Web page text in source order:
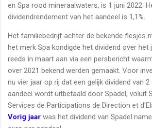
en Spa rood mineraalwaters, is 1 juni 2022.
dividendrendement van het aandeel is 1,1%.
Het familiebedrijf achter de bekende flesjes
het merk Spa kondigde het dividend over het
reeds in maart aan via een persbericht
over 2021 bekend werden gemaakt. Voor
nu vier jaar op rij dat een gelijk dividend van
aandeel wordt uitbetaald door Spadel, voluit
Services de Participations de Direction et
Vorig jaar was het dividend van Spadel